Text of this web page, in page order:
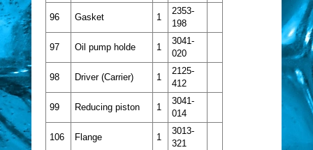
96 Gasket 1
2353-
198
97 Oil pump holde 1
3041-
020
98 Driver (Carrier) 1
2125-
412
99 Reducing piston 1
3041-
014
106 Flange 1
3013-
321